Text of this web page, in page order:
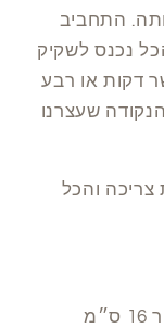
התחביב
נכנס לשקיק
דקות או רבע
שעצרנו
והכל
חישוק רקמה מעץ אשוח בקוטר 16 ס״מ